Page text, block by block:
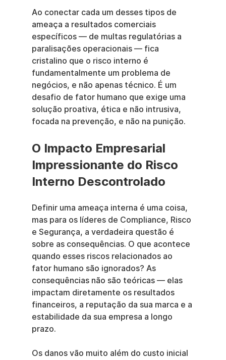
Ao conectar cada um desses tipos de
ameaça a resultados comerciais
específicos — de multas regulatórias a
paralisações operacionais — fica
cristalino que o risco interno é
fundamentalmente um problema de
negócios, e não apenas técnico. É um
desafio de fator humano que exige uma
solução proativa, ética e não intrusiva,
focada na prevenção, e não na punição.
O Impacto Empresarial
Impressionante do Risco
Interno Descontrolado
Definir uma ameaça interna é uma coisa,
mas para os líderes de Compliance, Risco
e Segurança, a verdadeira questão é
sobre as consequências. O que acontece
quando esses riscos relacionados ao
fator humano são ignorados? As
consequências não são teóricas — elas
impactam diretamente os resultados
financeiros, a reputação da sua marca e a
estabilidade da sua empresa a longo
prazo.
Os danos vão muito além do custo inicial